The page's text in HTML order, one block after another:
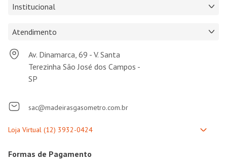
Institucional
Atendimento
Av. Dinamarca, 69 - V. Santa
Terezinha São José dos Campos -
SP
sac@madeirasgasometro.com.br
Formas de Pagamento